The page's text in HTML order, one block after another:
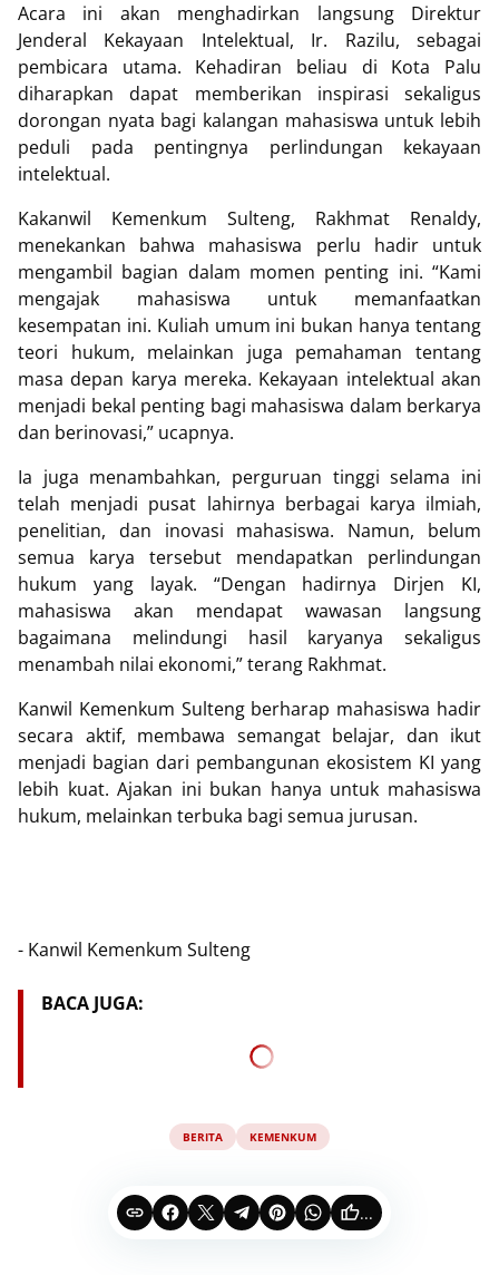
Acara ini akan menghadirkan langsung Direktur
Jenderal Kekayaan Intelektual, Ir. Razilu, sebagai
pembicara utama. Kehadiran beliau di Kota Palu
diharapkan dapat memberikan inspirasi sekaligus
dorongan nyata bagi kalangan mahasiswa untuk lebih
peduli pada pentingnya perlindungan kekayaan
intelektual.
Kakanwil Kemenkum Sulteng, Rakhmat Renaldy,
menekankan bahwa mahasiswa perlu hadir untuk
mengambil bagian dalam momen penting ini. “Kami
mengajak mahasiswa untuk memanfaatkan
kesempatan ini. Kuliah umum ini bukan hanya tentang
teori hukum, melainkan juga pemahaman tentang
masa depan karya mereka. Kekayaan intelektual akan
menjadi bekal penting bagi mahasiswa dalam berkarya
dan berinovasi,” ucapnya.
Ia juga menambahkan, perguruan tinggi selama ini
telah menjadi pusat lahirnya berbagai karya ilmiah,
penelitian, dan inovasi mahasiswa. Namun, belum
semua karya tersebut mendapatkan perlindungan
hukum yang layak. “Dengan hadirnya Dirjen KI,
mahasiswa akan mendapat wawasan langsung
bagaimana melindungi hasil karyanya sekaligus
menambah nilai ekonomi,” terang Rakhmat.
Kanwil Kemenkum Sulteng berharap mahasiswa hadir
secara aktif, membawa semangat belajar, dan ikut
menjadi bagian dari pembangunan ekosistem KI yang
lebih kuat. Ajakan ini bukan hanya untuk mahasiswa
hukum, melainkan terbuka bagi semua jurusan.
- Kanwil Kemenkum Sulteng
BACA JUGA:
BERITA KEMENKUM
...